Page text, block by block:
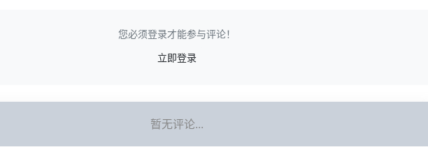
您必须登录才能参与评论！
立即登录
暂无评论...